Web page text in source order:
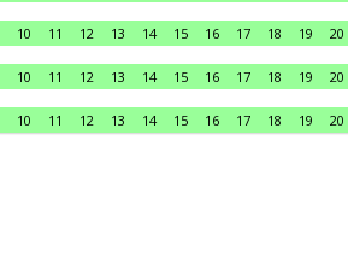
10 11 12 13 14 15 16 17 18 19 20
10 11 12 13 14 15 16 17 18 19 20
10 11 12 13 14 15 16 17 18 19 20